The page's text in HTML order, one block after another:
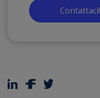
Contattaci!